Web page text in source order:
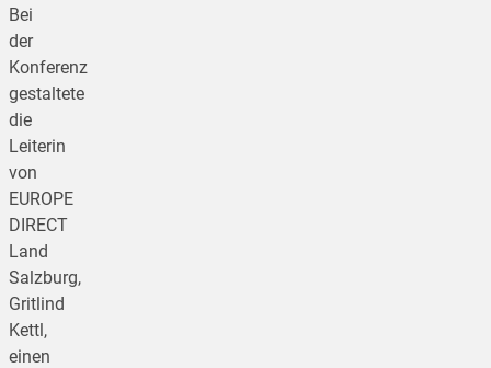
Bei
der
Konferenz
gestaltete
die
Leiterin
von
EUROPE
DIRECT
Land
Salzburg,
Gritlind
Kettl,
einen